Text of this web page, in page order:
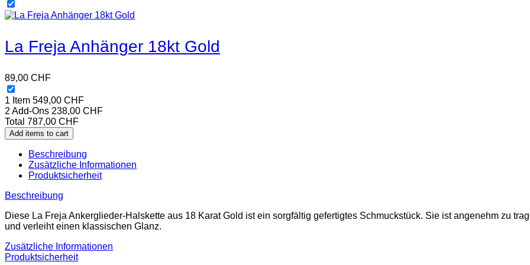
La Freja Anhänger 18kt Gold
89,00 CHF
1 Item 549,00 CHF
2 Add-Ons 238,00 CHF
Total 787,00 CHF
Add items to cart
Beschreibung
Zusätzliche Informationen
Produktsicherheit
Beschreibung
Diese La Freja Ankerglieder-Halskette aus 18 Karat Gold ist ein sorgfältig gefertigtes Schmuckstück. Sie ist angenehm zu
und verleiht einen klassischen Glanz.
Zusätzliche Informationen
Produktsicherheit